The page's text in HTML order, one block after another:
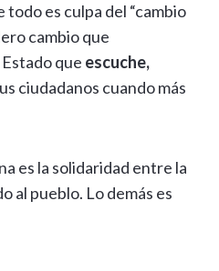
todo es culpa del “cambio
cambio que
que escuche,
ciudadanos cuando más
es la solidaridad entre la
al pueblo. Lo demás es